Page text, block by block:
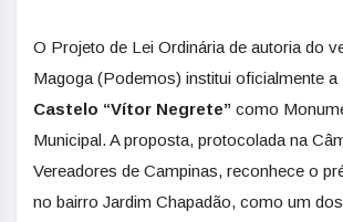
O Projeto de Lei Ordinária de autoria do
Magoga (Podemos) institui oficialmente a
Castelo “Vítor Negrete” como
Municipal. A proposta, protocolada na
Vereadores de Campinas, reconhece o
no bairro Jardim Chapadão, como um